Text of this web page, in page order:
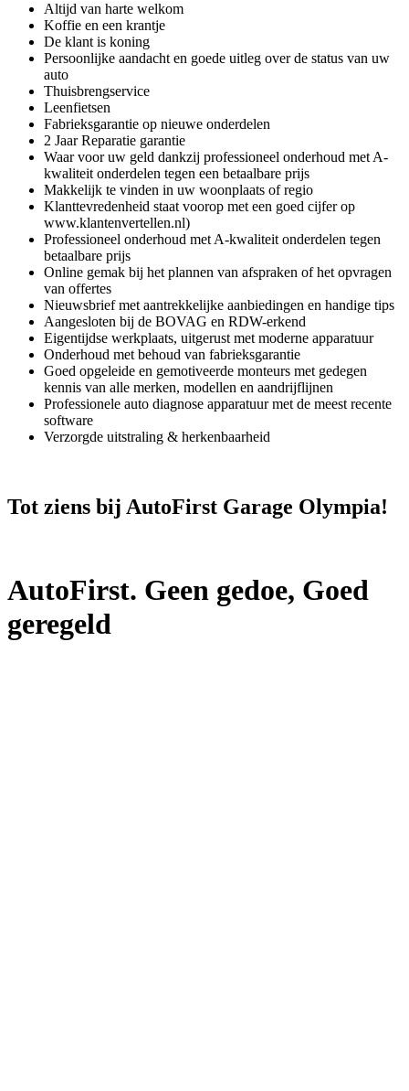
Altijd van harte welkom
Koffie en een krantje
De klant is koning
Persoonlijke aandacht en goede uitleg over de status van uw
auto
Thuisbrengservice
Leenfietsen
Fabrieksgarantie op nieuwe onderdelen
2 Jaar Reparatie garantie
Waar voor uw geld dankzij professioneel onderhoud met A-
kwaliteit onderdelen tegen een betaalbare prijs
Makkelijk te vinden in uw woonplaats of regio
Klanttevredenheid staat voorop met een goed cijfer op
www.klantenvertellen.nl)
Professioneel onderhoud met A-kwaliteit onderdelen tegen
betaalbare prijs
Online gemak bij het plannen van afspraken of het opvragen
van offertes
Nieuwsbrief met aantrekkelijke aanbiedingen en handige tips
Aangesloten bij de BOVAG en RDW-erkend
Eigentijdse werkplaats, uitgerust met moderne apparatuur
Onderhoud met behoud van fabrieksgarantie
Goed opgeleide en gemotiveerde monteurs met gedegen
kennis van alle merken, modellen en aandrijflijnen
Professionele auto diagnose apparatuur met de meest recente
software
Verzorgde uitstraling & herkenbaarheid
Tot ziens bij AutoFirst Garage Olympia!
AutoFirst. Geen gedoe, Goed
geregeld